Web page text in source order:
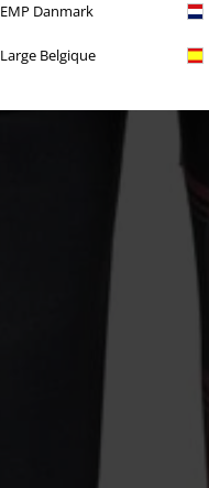
EMP Danmark
Large Belgique